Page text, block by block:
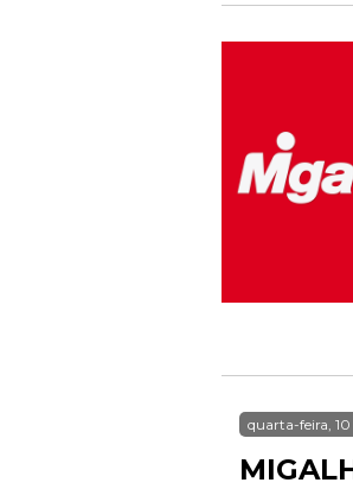
quarta-feira, 10